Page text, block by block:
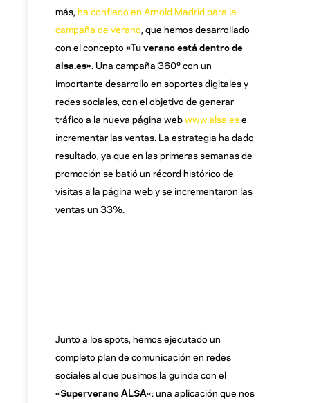
más, ha confiado en Arnold Madrid para la
campaña de verano , que hemos desarrollado
con el concepto «Tu verano está dentro de
alsa.es» . Una campaña 360º con un
importante desarrollo en soportes digitales y
redes sociales, con el objetivo de generar
tráfico a la nueva página webwww.alsa.ese
incrementar las ventas. La estrategia ha dado
resultado, ya que en las primeras semanas de
promoción se batió un récord histórico de
visitas a la página web y se incrementaron las
ventas un 33%.
Junto a los spots, hemos ejecutado un
completo plan de comunicación en redes
sociales al que pusimos la guinda con el
«Superverano ALSA«: una aplicación que nos